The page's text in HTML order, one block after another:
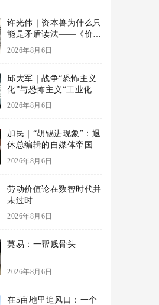
许光伟｜资本兽为什么只
能是矛盾读法——《价值
与危机：〈资本论〉体系
学探赜》解读之六
2026年8月6日
邱大军｜战争“恐怖主义
化”与恐怖主义“工业化”
——2026年混合冲突模
式观察报告
2026年8月6日
加民｜“胡锡进现象”：退
休总编辑的自媒体帝国与
公私边界之问
2026年8月6日
劳动价值论在数智时代并
未过时
2026年8月6日
莫易：一帮贱骨头
2026年8月6日
在5亩地里追风口：一个